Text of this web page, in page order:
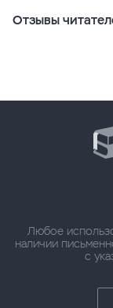
Отзывы
Любое
наличии
с